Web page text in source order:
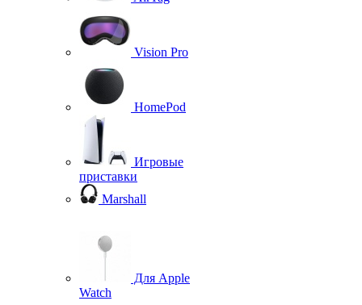
Vision Pro
HomePod
Игровые
приставки
Marshall
Для Apple
Watch